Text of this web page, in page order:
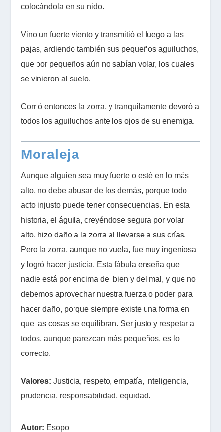
colocándola en su nido.
Vino un fuerte viento y transmitió el fuego a las
pajas, ardiendo también sus pequeños aguiluchos,
que por pequeños aún no sabían volar, los cuales
se vinieron al suelo.
Corrió entonces la zorra, y tranquilamente devoró a
todos los aguiluchos ante los ojos de su enemiga.
Moraleja
Aunque alguien sea muy fuerte o esté en lo más
alto, no debe abusar de los demás, porque todo
acto injusto puede tener consecuencias. En esta
historia, el águila, creyéndose segura por volar
alto, hizo daño a la zorra al llevarse a sus crías.
Pero la zorra, aunque no vuela, fue muy ingeniosa
y logró hacer justicia. Esta fábula enseña que
nadie está por encima del bien y del mal, y que no
debemos aprovechar nuestra fuerza o poder para
hacer daño, porque siempre existe una forma en
que las cosas se equilibran. Ser justo y respetar a
todos, aunque parezcan más pequeños, es lo
correcto.
Valores: Justicia, respeto, empatía, inteligencia,
prudencia, responsabilidad, equidad.
Autor: Esopo